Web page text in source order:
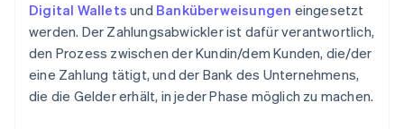
Digital Wallets und Banküberweisungen eingesetzt
werden. Der Zahlungsabwickler ist dafür verantwortlich,
den Prozess zwischen der Kundin/dem Kunden, die/der
eine Zahlung tätigt, und der Bank des Unternehmens,
die die Gelder erhält, in jeder Phase möglich zu machen.